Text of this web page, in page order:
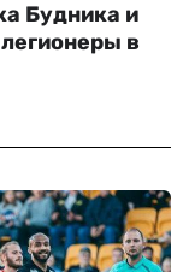
Будника и
в